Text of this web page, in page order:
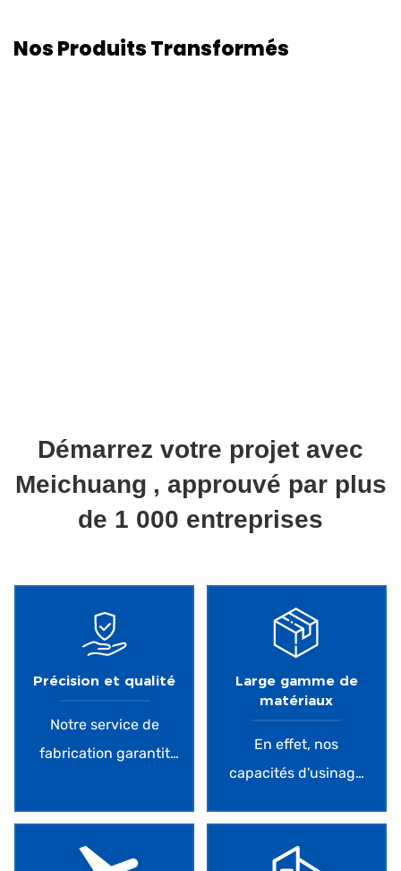
Nos Produits Transformés
Démarrez votre projet avec
Meichuang , approuvé par plus
de 1 000 entreprises
Précision et qualité
Notre service de
fabrication garantit
exceptionnelle et des
Large gamme de
matériaux
En effet, nos
capacités d'usinage
de 50 matériaux
métalliques et